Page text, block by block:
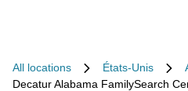
All locations États-Unis
Decatur Alabama FamilySearch